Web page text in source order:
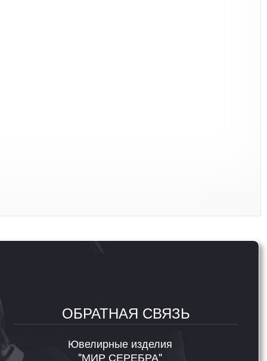
ОБРАТНАЯ СВЯЗЬ
Ювелирные изделия
"МИР СЕРЕБРА"